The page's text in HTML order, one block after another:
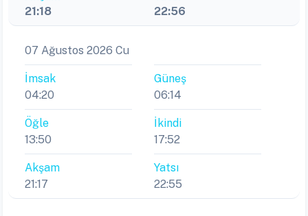
21:18
22:56
07 Ağustos 2026 Cu
İmsak
04:20
Güneş
06:14
Öğle
13:50
İkindi
17:52
Akşam
21:17
Yatsı
22:55